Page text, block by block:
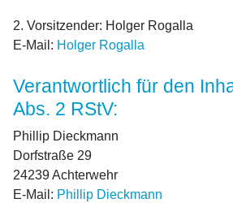
2. Vorsitzender: Holger Rogalla
E-Mail: Holger Rogalla
Verantwortlich für den
Abs. 2 RStV:
Phillip Dieckmann
Dorfstraße 29
24239 Achterwehr
E-Mail: Phillip Dieckmann